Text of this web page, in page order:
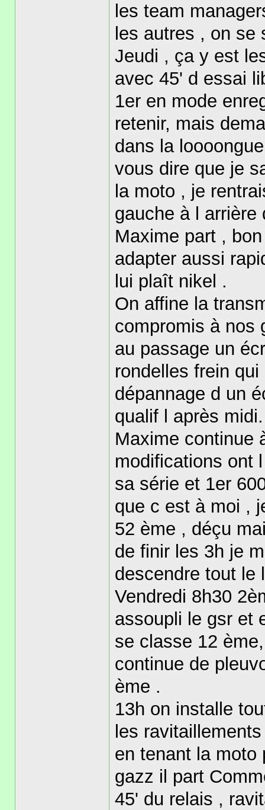
les team
les autres , on
Jeudi , ça y est
avec 45' d essai
1er en mode
retenir, mais
dans la
vous dire que je
la moto , je
gauche à l
Maxime part ,
adapter aussi
lui plaît nikel .
On affine la
compromis à nos
au passage un
rondelles frein
dépannage d un
qualif l après midi.
Maxime continue
modifications ont
sa série et 1er
que c est à moi ,
52 ème , déçu
de finir les 3h je
descendre tout le
Vendredi 8h30
assoupli le gsr et
se classe 12
continue de
ème .
13h on installe
les
en tenant la moto
gazz il part
45' du relais ,